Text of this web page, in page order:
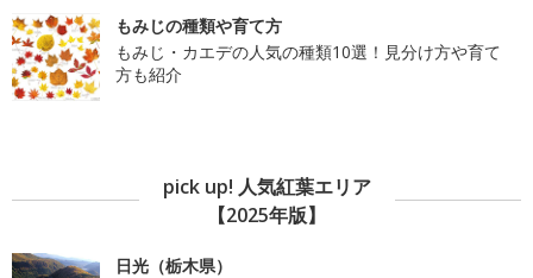
もみじの種類や育て方
もみじ・カエデの人気の種類10選！見分け方や育て
方も紹介
pick up! 人気紅葉エリア
【2025年版】
日光（栃木県）